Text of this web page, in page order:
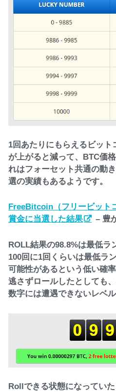
1回あたりにもらえるビッ
が上がると減って、BTC価
れはフォーセット共通の動
選の実績もあるようです。
FreeBitcoin（フリービット
賞金に当選した結果
– 豊
ROLL結果の98.8%は最低ラ
100回に1回くらいは最低ラ
可能性があるという低い確
逃さずロールしたとしても
数字には遭遇できないレベル
Rollできる状態になってい